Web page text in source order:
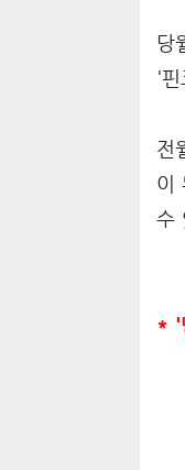
당
'
전
이
수
* '